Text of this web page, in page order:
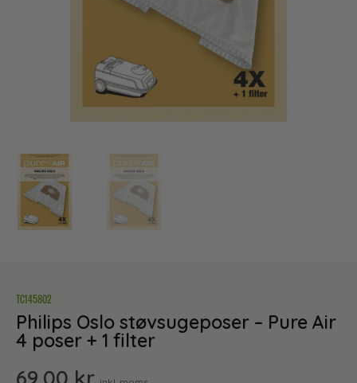
TC145802
Philips Oslo støvsugeposer – Pure Air
4 poser + 1 filter
69,00 kr.